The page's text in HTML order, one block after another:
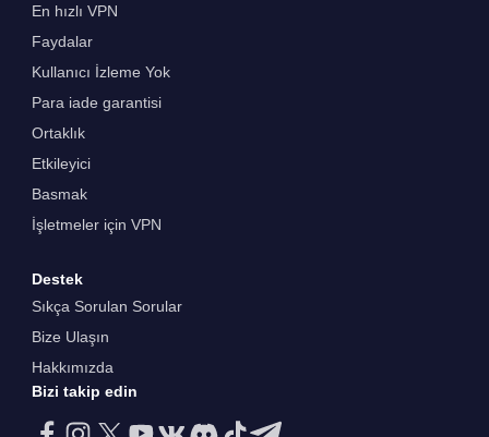
En hızlı VPN
Faydalar
Kullanıcı İzleme Yok
Para iade garantisi
Ortaklık
Etkileyici
Basmak
İşletmeler için VPN
Destek
Sıkça Sorulan Sorular
Bize Ulaşın
Hakkımızda
Bizi takip edin